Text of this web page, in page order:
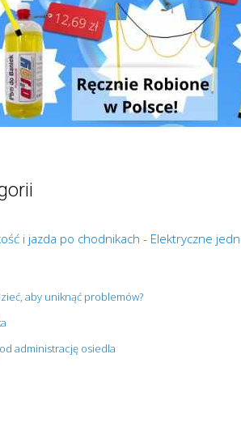
i jazda po chodnikach - Elektryczne
aby uniknąć problemów?
administrację osiedla